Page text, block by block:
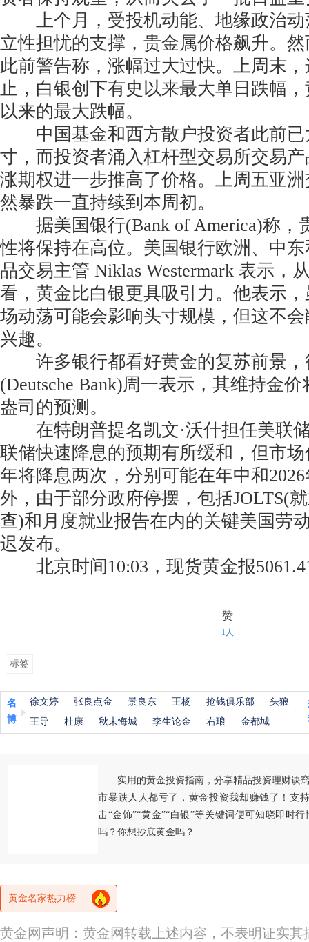
上个月，受投机动能、地缘政治动
立性担忧的支撑，贵金属价格飙升。
此前警告称，涨幅过大过快。上周末
止，白银创下有史以来最大单日跌幅
以来的最大跌幅。
中国基金和西方散户投资者此前已
寸，而投资者涌入杠杆型交易所交易
涨期权进一步推高了价格。上周五亚
然暴跌一直持续到本周初。
据美国银行(Bank of America)称，
性将保持在高位。美国银行欧洲、中
品交易主管 Niklas Westermark 表示，
看，黄金比白银更具吸引力。他表示
场动荡可能会影响头寸规模，但这不
兴趣。
许多银行都看好黄金的复苏前景，
(Deutsche Bank)周一表示，其维持金
盎司的预测。
在特朗普提名凯文·沃什担任美联
联储快速降息的预期有所缓和，但市
年将降息两次，分别可能在年中和
外，由于部分政府停摆，包括JOLTS(
查)和月度就业报告在内的关键美国劳
迟发布。
北京时间10:03，现货黄金报
赞
1人
标签
名
博
徐文婷 张良点金 景良东 王杨 抢钱俱乐部
头狼
王导
杜康 秋末悔城 李生论金 右琅 金都城
实用的黄金投资指南，分享精品投资理财诀
市暴跌人人都亏了，黄金投资我却赚钱了！支
击“金饰”“黄金”“白银”等关键词便可知晓即时
吗？你想抄底黄金吗？
黄金名家热力榜
黄金网声明：黄金网转载上述内容，不表明证实